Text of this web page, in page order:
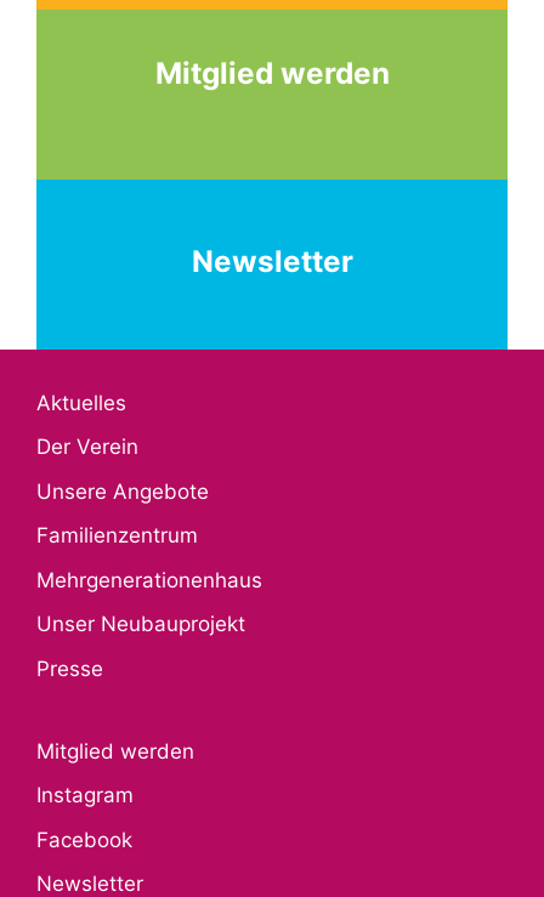
Mitglied werden
Newsletter
Aktuelles
Der Verein
Unsere Angebote
Familienzentrum
Mehrgenerationenhaus
Unser Neubauprojekt
Presse
Mitglied werden
Instagram
Facebook
Newsletter